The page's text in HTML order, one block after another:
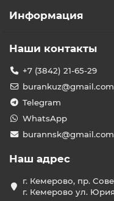
Информация
Наши контакты
+7 (3842) 21-65-29
burankuz@gmail.com
Telegram
WhatsApp
burannsk@gmail.com
Наш адрес
г. Кемерово, пр.
г. Кемерово ул.